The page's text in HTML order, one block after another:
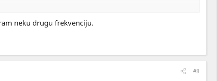
ako slucajno igras mora da se u Launch options stavi komanda
neku drugu frekvenciju.
#8